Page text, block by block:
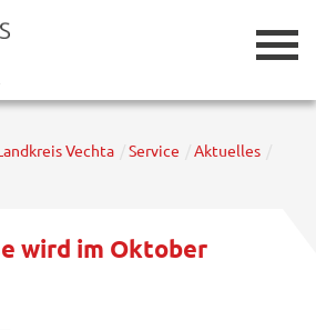
Vechta Service
Aktuelles
wird im Oktober